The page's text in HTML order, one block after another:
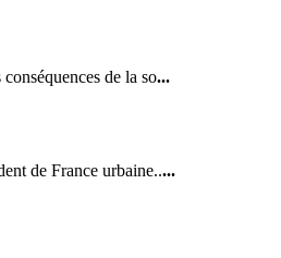
de la so...
de France urbaine.....